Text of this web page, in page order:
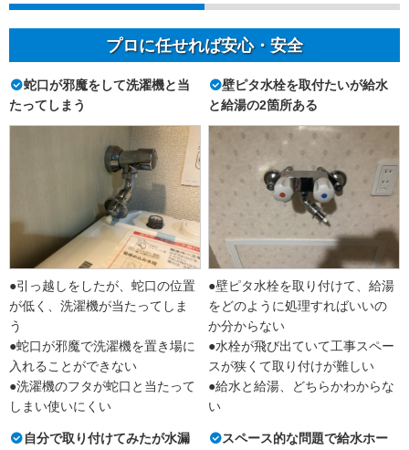
プロに任せれば安心・安全
蛇口が邪魔をして洗濯機と当
たってしまう
●引っ越しをしたが、蛇口の位置
が低く、洗濯機が当たってしま
う
●蛇口が邪魔で洗濯機を置き場に
入れることができない
●洗濯機のフタが蛇口と当たって
しまい使いにくい
壁ピタ水栓を取付たいが給水
と給湯の2箇所ある
●壁ピタ水栓を取り付けて、給湯
をどのように処理すればいいの
か分からない
●水栓が飛び出ていて工事スペー
スが狭くて取り付けが難しい
●給水と給湯、どちらかわからな
い
自分で取り付けてみたが水漏
スペース的な問題で給水ホー